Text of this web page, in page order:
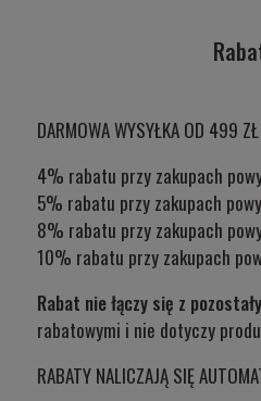
DARMOWA WYSYŁKA OD 499 ZŁ
4% rabatu przy zakupach
5% rabatu przy zakupach
8% rabatu przy zakupach
10% rabatu przy zakupach
Rabat nie łączy się z
rabatowymi i nie dotyczy
RABATY NALICZAJĄ SIĘ